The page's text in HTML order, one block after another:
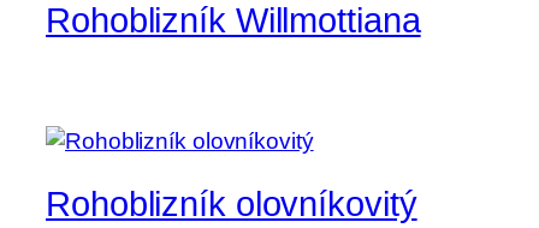
Rohoblizník Willmottiana
Rohoblizník olovníkovitý